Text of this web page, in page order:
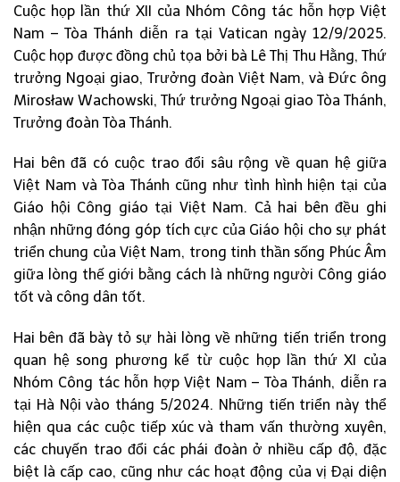
Cuộc họp lần thứ XII của Nhóm Công tác hỗn hợp Việt
Nam – Tòa Thánh diễn ra tại Vatican ngày 12/9/2025.
Cuộc họp được đồng chủ tọa bởi bà Lê Thị Thu Hằng, Thứ
trưởng Ngoại giao, Trưởng đoàn Việt Nam, và Đức ông
Mirosław Wachowski, Thứ trưởng Ngoại giao Tòa Thánh,
Trưởng đoàn Tòa Thánh.
Hai bên đã có cuộc trao đổi sâu rộng về quan hệ giữa
Việt Nam và Tòa Thánh cũng như tình hình hiện tại của
Giáo hội Công giáo tại Việt Nam. Cả hai bên đều ghi
nhận những đóng góp tích cực của Giáo hội cho sự phát
triển chung của Việt Nam, trong tinh thần sống Phúc Âm
giữa lòng thế giới bằng cách là những người Công giáo
tốt và công dân tốt.
Hai bên đã bày tỏ sự hài lòng về những tiến triển trong
quan hệ song phương kể từ cuộc họp lần thứ XI của
Nhóm Công tác hỗn hợp Việt Nam – Tòa Thánh, diễn ra
tại Hà Nội vào tháng 5/2024. Những tiến triển này thể
hiện qua các cuộc tiếp xúc và tham vấn thường xuyên,
các chuyến trao đổi các phái đoàn ở nhiều cấp độ, đặc
biệt là cấp cao, cũng như các hoạt động của vị Đại diện